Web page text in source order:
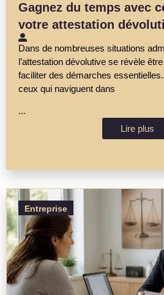
Gagnez du temps avec
votre attestation
Dans de nombreuses situations
l’attestation dévolutive se révèle
faciliter des démarches
ceux qui naviguent dans
...
Lire plus
Entreprise